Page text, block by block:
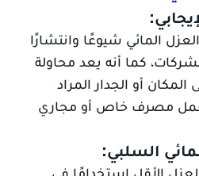
المائي شيوعًا وانتشارًا
كما أنه يعد محاولة
أو الجدار المراد
عمل مصرف خاص أو مجاري
السلبي:
الأقل استخدامًا في